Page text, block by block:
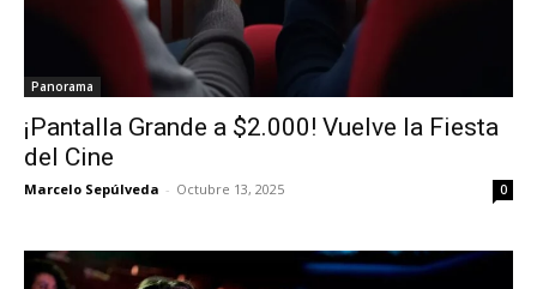
Panorama
¡Pantalla Grande a $2.000! Vuelve la Fiesta
del Cine
Marcelo Sepúlveda - Octubre 13, 2025 0